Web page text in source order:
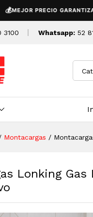
PRECIO GARANTIZADO
3100 Whatsapp: 52
Montacargas /
Lonking Gas
Detalles Tecnicos